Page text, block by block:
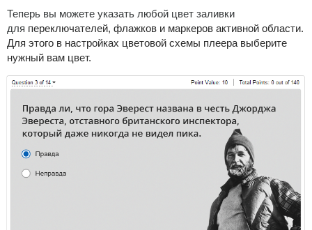
Теперь вы можете указать любой цвет заливки
для переключателей, флажков и маркеров активной области.
Для этого в настройках цветовой схемы плеера выберите
нужный вам цвет.